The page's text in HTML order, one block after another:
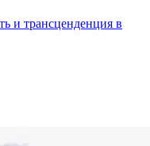
и трансценденция в